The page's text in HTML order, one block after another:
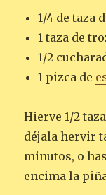
1/4 de taza
1 taza de
1/2
1 pizca de
Hierve 1/2
déjala hervir
minutos, o
encima la